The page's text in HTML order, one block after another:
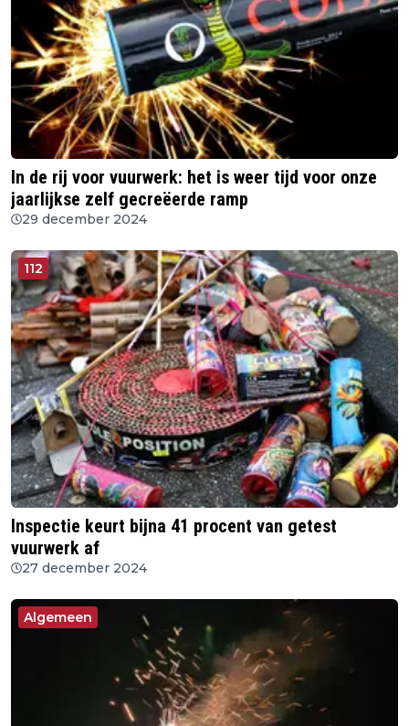
In de rij voor vuurwerk: het is weer tijd voor onze
jaarlijkse zelf gecreëerde ramp
29 december 2024
112
Inspectie keurt bijna 41 procent van getest
vuurwerk af
27 december 2024
Algemeen